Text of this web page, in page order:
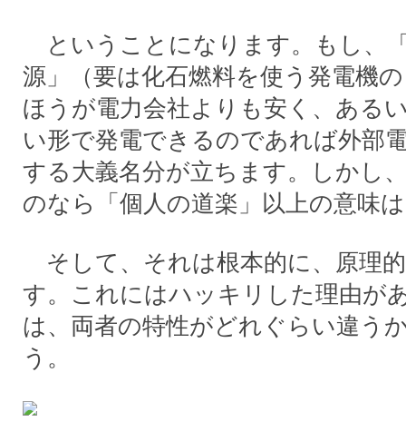
ということになります。もし、
源」（要は化石燃料を使う発電機
ほうが電力会社よりも安く、ある
い形で発電できるのであれば外部
する大義名分が立ちます。しかし
のなら「個人の道楽」以上の意味
そして、それは根本的に、原理
す。これにはハッキリした理由が
は、両者の特性がどれぐらい違う
う。